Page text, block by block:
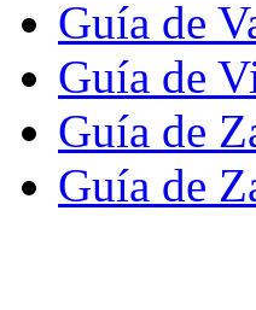
Guía de
Guía de
Guía de
Guía de